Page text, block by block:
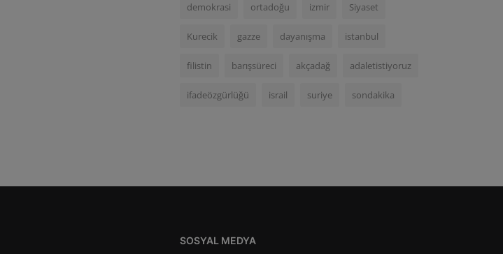
demokrasi ortadoğu izmir Siyaset
Kurecik gazze dayanışma istanbul
filistin barışsüreci akçadağ adaletistiyoruz
ifadeözgürlüğü israil suriye sondakika
SOSYAL MEDYA